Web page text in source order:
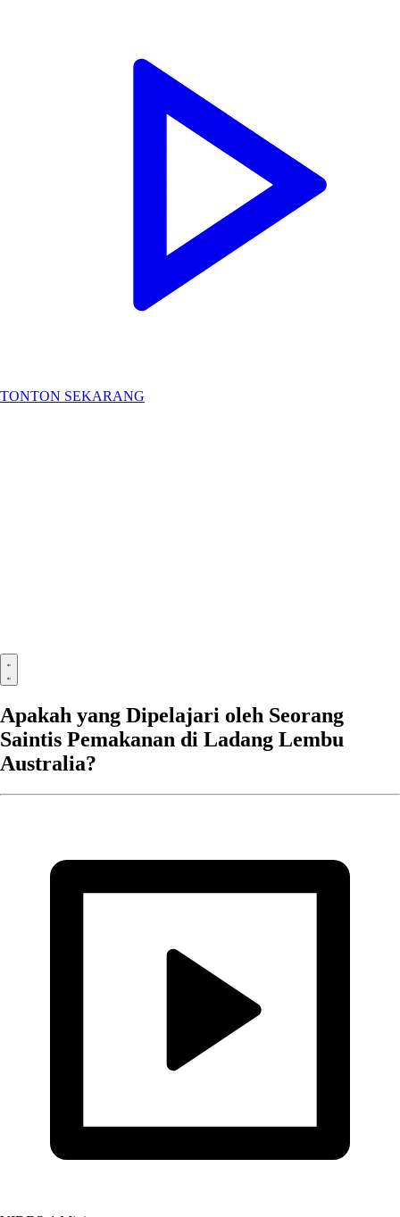
TONTON SEKARANG
Apakah yang Dipelajari oleh Seorang
Saintis Pemakanan di Ladang Lembu
Australia?